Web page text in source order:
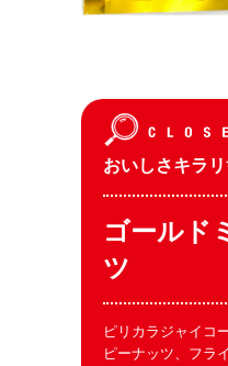
おいしさキラリ
ゴールド
ツ
ピリカラジャイコ
ピーナッツ、フラ